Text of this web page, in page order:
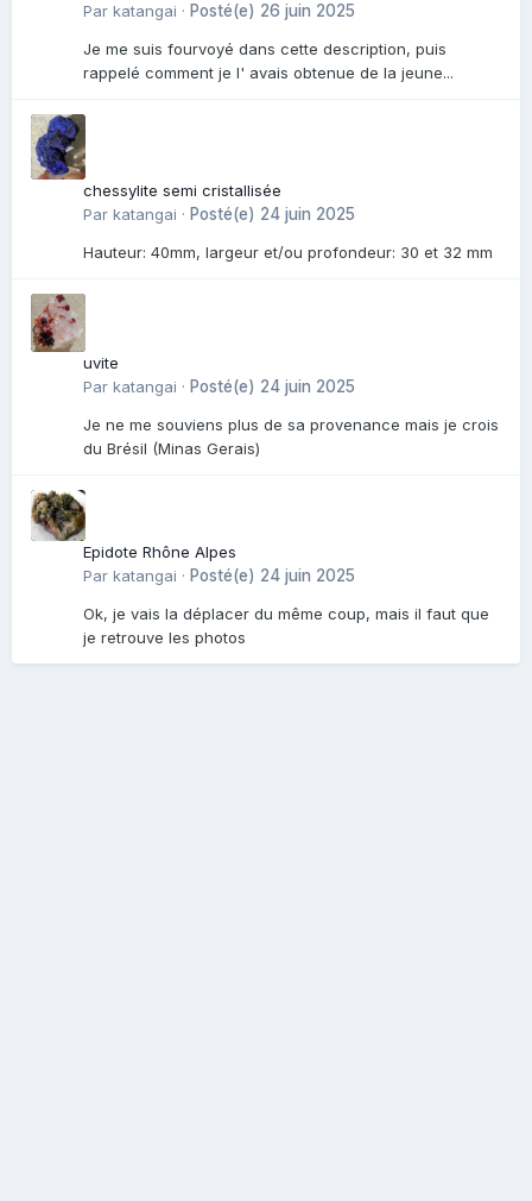
Par katangai · Posté(e) 26 juin 2025
Je me suis fourvoyé dans cette description, puis
rappelé comment je l' avais obtenue de la jeune...
chessylite semi cristallisée
Par katangai · Posté(e) 24 juin 2025
Hauteur: 40mm, largeur et/ou profondeur: 30 et 32 mm
uvite
Par katangai · Posté(e) 24 juin 2025
Je ne me souviens plus de sa provenance mais je crois
du Brésil (Minas Gerais)
Epidote Rhône Alpes
Par katangai · Posté(e) 24 juin 2025
Ok, je vais la déplacer du même coup, mais il faut que
je retrouve les photos